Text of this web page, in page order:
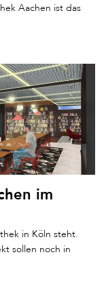
Aachen ist das
im
in Köln steht.
sollen noch in